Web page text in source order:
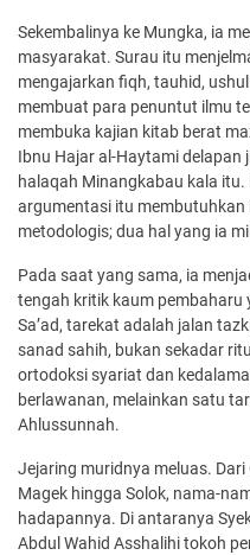
Sekembalinya ke Mungka, ia
masyarakat. Surau itu
mengajarkan fiqh, tauhid,
membuat para penuntut ilmu
membuka kajian kitab berat
Ibnu Hajar al-Haytami delapan
halaqah Minangkabau kala
argumentasi itu
metodologis; dua hal yang ia
Pada saat yang sama, ia
tengah kritik kaum pembaharu
Sa’ad, tarekat adalah jalan
sanad sahih, bukan sekadar
ortodoksi syariat dan
berlawanan, melainkan satu
Ahlussunnah.
Jejaring muridnya meluas.
Magek hingga Solok, nama-
hadapannya. Di antaranya
Abdul Wahid Asshalihi tokoh